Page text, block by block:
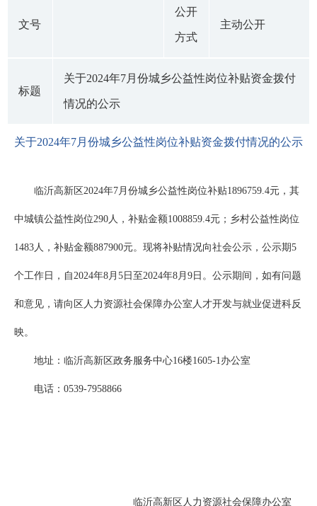
文号
公开
方式
主动公开
标题
关于2024年7月份城乡公益性岗位补贴资金拨付
情况的公示
关于2024年7月份城乡公益性岗位补贴资金拨付情况的公示
临沂高新区2024年7月份城乡公益性岗位补贴1896759.4元，其
中城镇公益性岗位290人，补贴金额1008859.4元；乡村公益性岗位
1483人，补贴金额887900元。现将补贴情况向社会公示，公示期5
个工作日，自2024年8月5日至2024年8月9日。公示期间，如有问题
和意见，请向区人力资源社会保障办公室人才开发与就业促进科反
映。
地址：临沂高新区政务服务中心16楼1605-1办公室
电话：0539-7958866
临沂高新区人力资源社会保障办公室